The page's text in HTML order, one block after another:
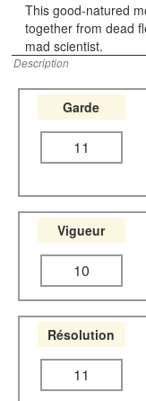
This good-natured
together from dead
mad scientist.
Description
Garde
11
Vigueur
10
Résolution
11